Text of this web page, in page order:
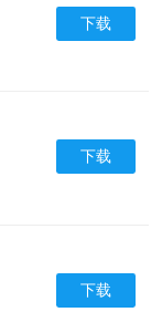
下载
下载
下载